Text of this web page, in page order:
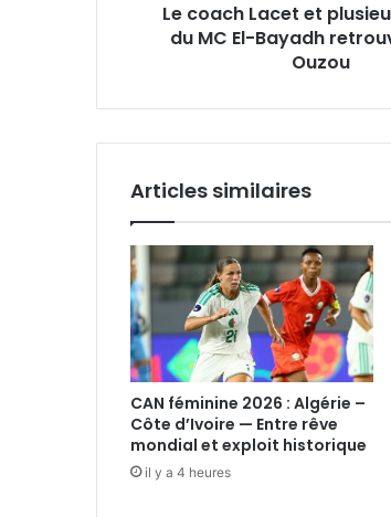
Bayadh
retrouvent
Le coach Lacet et
du MC El-Bayadh
Ouzou
Articles similaires
CAN féminine 2026 : Algérie –
Côte d’Ivoire — Entre rêve
mondial et exploit historique
il y a 4 heures